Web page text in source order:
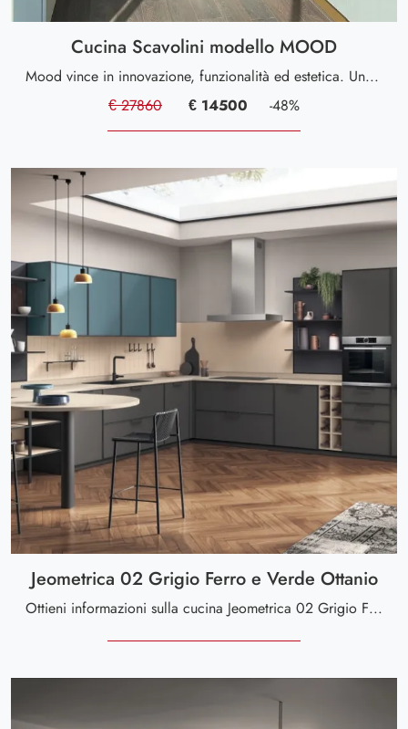
Cucina Scavolini modello MOOD
Mood vince in innovazione, funzionalità ed estetica. Un modello che incontra differenti gusti e asseconda i nuovi ritmi della vita quotidiana
€ 27860
€ 14500 -48%
Jeometrica 02 Grigio Ferro e Verde Ottanio
Ottieni informazioni sulla cucina Jeometrica 02 Grigio Ferro e Verde Ottanio di Scavolini: questa soluzione in laccato opaco sarà la scelta ideale ...